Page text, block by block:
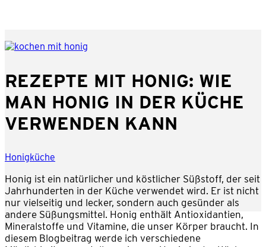
REZEPTE MIT HONIG: WIE
MAN HONIG IN DER KÜCHE
VERWENDEN KANN
Honigküche
Honig ist ein natürlicher und köstlicher Süßstoff, der seit
Jahrhunderten in der Küche verwendet wird. Er ist nicht
nur vielseitig und lecker, sondern auch gesünder als
andere Süßungsmittel. Honig enthält Antioxidantien,
Mineralstoffe und Vitamine, die unser Körper braucht. In
diesem Blogbeitrag werde ich verschiedene